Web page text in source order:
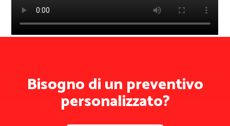
Bisogno di un preventivo
personalizzato?